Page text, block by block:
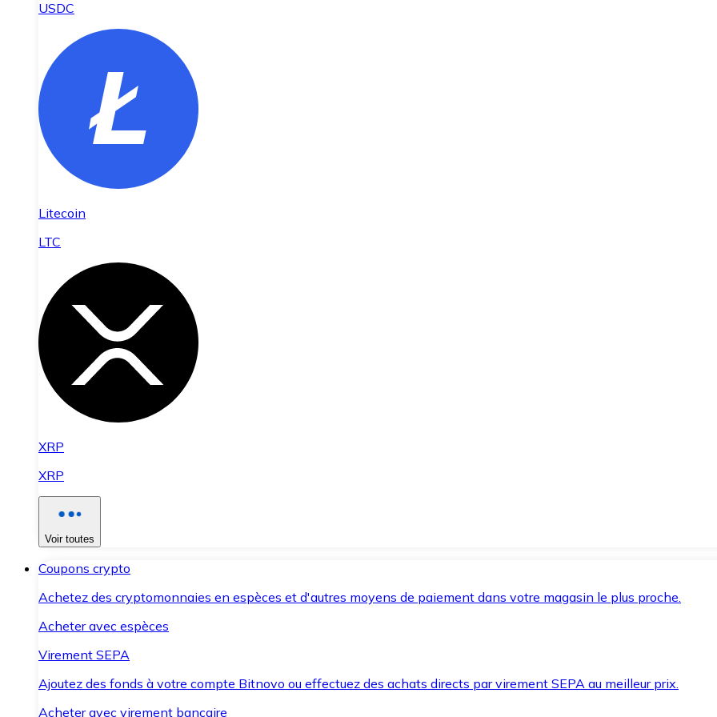
USDC
Litecoin
LTC
XRP
XRP
Voir toutes
Coupons crypto
Achetez des cryptomonnaies en espèces et d'autres moyens de paiement dans votre magasin le plus proche.
Acheter avec espèces
Virement SEPA
Ajoutez des fonds à votre compte Bitnovo ou effectuez des achats directs par virement SEPA au meilleur prix.
Acheter avec virement bancaire